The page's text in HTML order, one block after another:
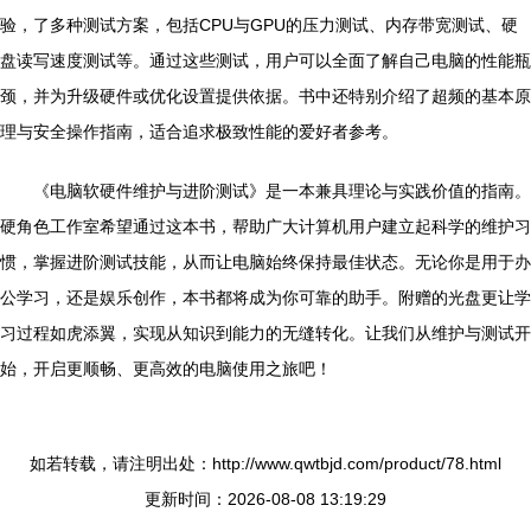
验，了多种测试方案，包括CPU与GPU的压力测试、内存带宽测试、硬
盘读写速度测试等。通过这些测试，用户可以全面了解自己电脑的性能瓶
颈，并为升级硬件或优化设置提供依据。书中还特别介绍了超频的基本原
理与安全操作指南，适合追求极致性能的爱好者参考。
《电脑软硬件维护与进阶测试》是一本兼具理论与实践价值的指南。
硬角色工作室希望通过这本书，帮助广大计算机用户建立起科学的维护习
惯，掌握进阶测试技能，从而让电脑始终保持最佳状态。无论你是用于办
公学习，还是娱乐创作，本书都将成为你可靠的助手。附赠的光盘更让学
习过程如虎添翼，实现从知识到能力的无缝转化。让我们从维护与测试开
始，开启更顺畅、更高效的电脑使用之旅吧！
如若转载，请注明出处：http://www.qwtbjd.com/product/78.html
更新时间：2026-08-08 13:19:29